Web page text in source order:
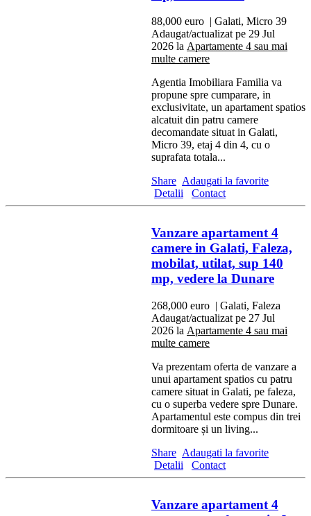
88,000 euro
| Galati, Micro 39
Adaugat/actualizat pe 29 Jul
2026 la Apartamente 4 sau mai
multe camere
Agentia Imobiliara Familia va
propune spre cumparare, in
exclusivitate, un apartament spatios
alcatuit din patru camere
decomandate situat in Galati,
Micro 39, etaj 4 din 4, cu o
suprafata totala...
Share Adaugati la favorite
Detalii
Contact
Vanzare apartament 4
camere in Galati, Faleza,
mobilat, utilat, sup 140
mp, vedere la Dunare
268,000 euro | Galati, Faleza
Adaugat/actualizat pe 27 Jul
2026 la Apartamente 4 sau mai
multe camere
Va prezentam oferta de vanzare a
unui apartament spatios cu patru
camere situat in Galati, pe faleza,
cu o superba vedere spre Dunare.
Apartamentul este compus din trei
dormitoare și un living...
Share Adaugati la favorite
Detalii
Contact
Vanzare apartament 4